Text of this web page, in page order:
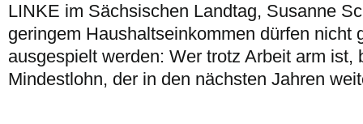
LINKE im Sächsischen Landtag, Susanne
geringem Haushaltseinkommen dürfen nicht
ausgespielt werden: Wer trotz Arbeit arm ist,
Mindestlohn, der in den nächsten Jahren